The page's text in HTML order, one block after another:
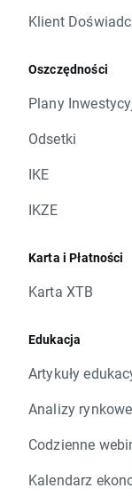
Klient
Oszczędności
Plany
Odsetki
IKE
IKZE
Karta i Płatności
Karta XTB
Edukacja
Artykuły
Analizy rynkowe
Codzienne
Kalendarz